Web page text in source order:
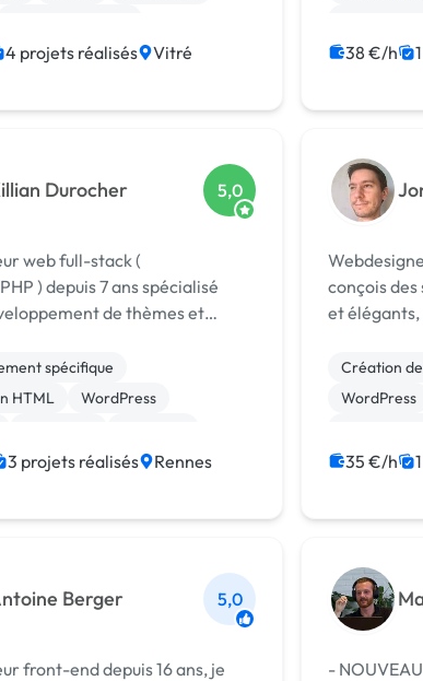
XML
Gestion site web
4 projets réalisés Vitré 38 €/h
Durocher 5,0
web full-stack (
) depuis 7 ans spécialisé
de thèmes et
spécifique
HTML
WordPress
PHP Symfony jQuery
3 projets réalisés Rennes
conçois
et
Création
WordPress
Migration
35 €/h
Berger 5,0
front-end depuis 16 ans, je
- NOUVEAU SUR LA -